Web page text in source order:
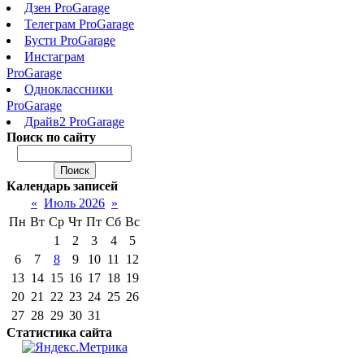
Дзен ProGarage
Телеграм ProGarage
Бусти ProGarage
Инстаграм
ProGarage
Одноклассники
ProGarage
Драйв2 ProGarage
Поиск по сайту
Календарь записей
« Июль 2026 »
Пн Вт Ср Чт Пт Сб Вс
1
2 3 4
5
6
7 8 9 10 11
12
13 14 15 16 17 18 19
20 21 22 23 24 25 26
27 28 29 30 31
Статистика сайта